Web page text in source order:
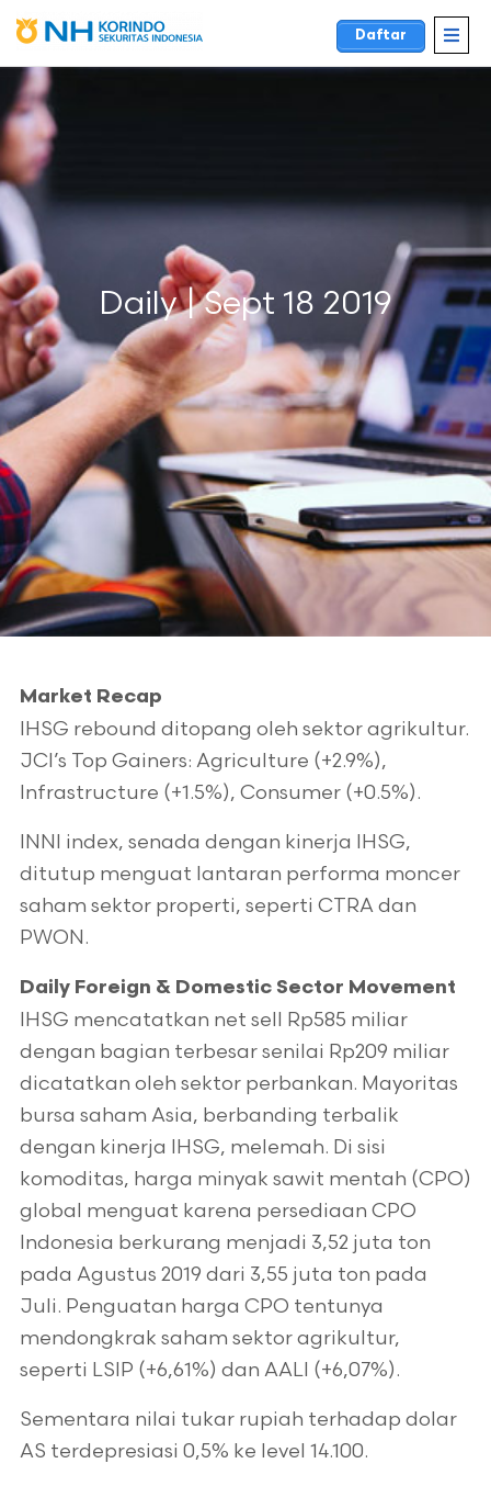
Daftar
Daily | Sept 18 2019
Market Recap
IHSG rebound ditopang oleh sektor agrikultur.
JCI’s Top Gainers: Agriculture (+2.9%),
Infrastructure (+1.5%), Consumer (+0.5%).
INNI index, senada dengan kinerja IHSG,
ditutup menguat lantaran performa moncer
saham sektor properti, seperti CTRA dan
PWON.
Daily Foreign & Domestic Sector Movement
IHSG mencatatkan net sell Rp585 miliar
dengan bagian terbesar senilai Rp209 miliar
dicatatkan oleh sektor perbankan. Mayoritas
bursa saham Asia, berbanding terbalik
dengan kinerja IHSG, melemah. Di sisi
komoditas, harga minyak sawit mentah (CPO)
global menguat karena persediaan CPO
Indonesia berkurang menjadi 3,52 juta ton
pada Agustus 2019 dari 3,55 juta ton pada
Juli. Penguatan harga CPO tentunya
mendongkrak saham sektor agrikultur,
seperti LSIP (+6,61%) dan AALI (+6,07%).
Sementara nilai tukar rupiah terhadap dolar
AS terdepresiasi 0,5% ke level 14.100.